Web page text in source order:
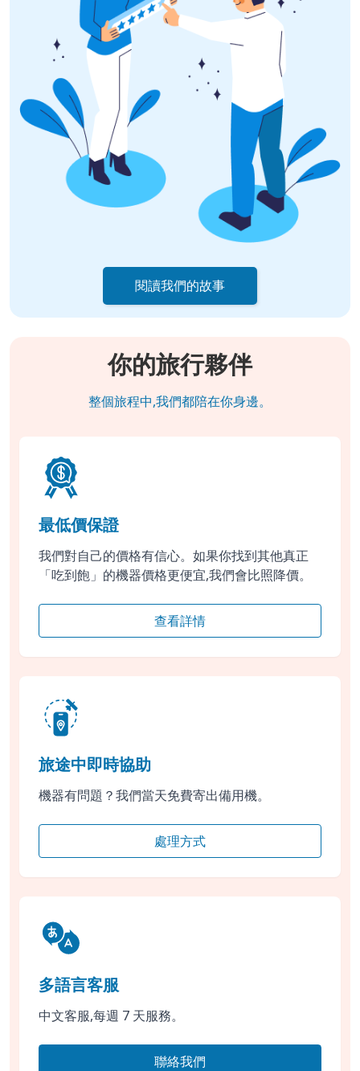
閱讀我們的故事
你的旅行夥伴
整個旅程中,我們都陪在你身邊。
最低價保證
我們對自己的價格有信心。如果你找到其他真正
「吃到飽」的機器價格更便宜,我們會比照降價。
查看詳情
旅途中即時協助
機器有問題？我們當天免費寄出備用機。
處理方式
多語言客服
中文客服,每週 7 天服務。
聯絡我們